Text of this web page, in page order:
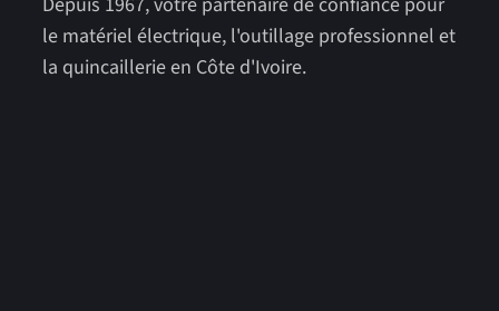
le matériel électrique, l'outillage professionnel et
la quincaillerie en Côte d'Ivoire.